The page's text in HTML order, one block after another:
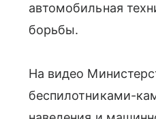
автомобильная
борьбы.
На видео
беспилотниками-